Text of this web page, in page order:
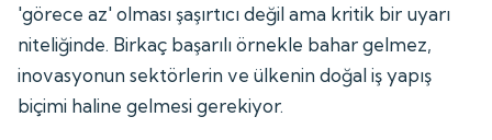
'görece az' olması şaşırtıcı değil ama kritik bir uyarı
niteliğinde. Birkaç başarılı örnekle bahar gelmez,
inovasyonun sektörlerin ve ülkenin doğal iş yapış
biçimi haline gelmesi gerekiyor.